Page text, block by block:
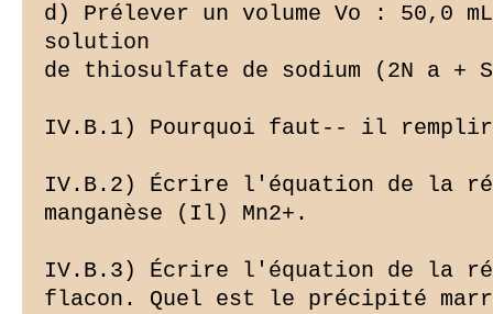
d) Prélever un volume Vo : 50,0
solution
de thiosulfate de sodium (2N a
IV.B.1) Pourquoi faut-- il
IV.B.2) Écrire l'équation de la
manganèse (Il) Mn2+.
IV.B.3) Écrire l'équation de la
flacon. Quel est le précipité